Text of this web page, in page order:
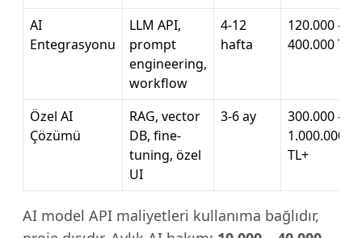
AI
Entegrasyonu
LLM API,
prompt
engineering,
workflow
4-12
hafta
120.000 –
400.000 TL
Özel AI
Çözümü
RAG, vector
DB, fine-
tuning, özel
UI
3-6 ay
300.000 –
1.000.000
TL+
AI model API maliyetleri kullanıma bağlıdır,